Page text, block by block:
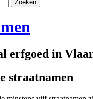
erfgoed in
straatnamen